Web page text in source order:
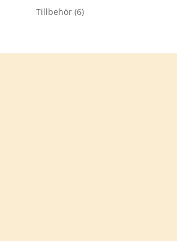
Tillbehör (6)